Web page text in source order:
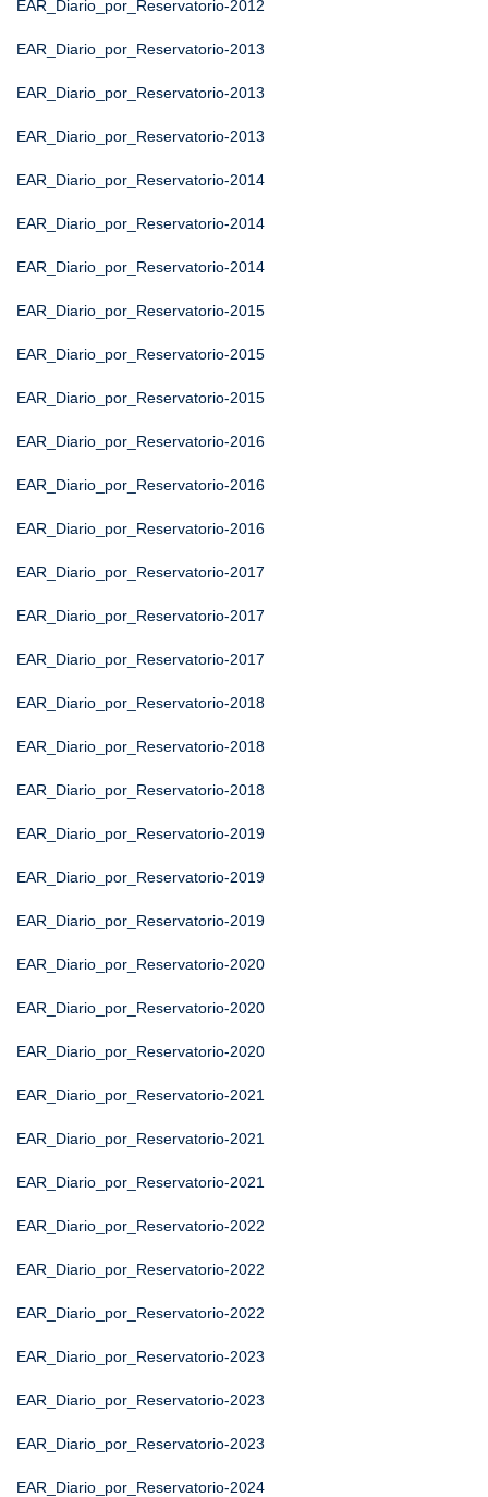
EAR_Diario_por_Reservatorio-2012
EAR_Diario_por_Reservatorio-2013
EAR_Diario_por_Reservatorio-2013
EAR_Diario_por_Reservatorio-2013
EAR_Diario_por_Reservatorio-2014
EAR_Diario_por_Reservatorio-2014
EAR_Diario_por_Reservatorio-2014
EAR_Diario_por_Reservatorio-2015
EAR_Diario_por_Reservatorio-2015
EAR_Diario_por_Reservatorio-2015
EAR_Diario_por_Reservatorio-2016
EAR_Diario_por_Reservatorio-2016
EAR_Diario_por_Reservatorio-2016
EAR_Diario_por_Reservatorio-2017
EAR_Diario_por_Reservatorio-2017
EAR_Diario_por_Reservatorio-2017
EAR_Diario_por_Reservatorio-2018
EAR_Diario_por_Reservatorio-2018
EAR_Diario_por_Reservatorio-2018
EAR_Diario_por_Reservatorio-2019
EAR_Diario_por_Reservatorio-2019
EAR_Diario_por_Reservatorio-2019
EAR_Diario_por_Reservatorio-2020
EAR_Diario_por_Reservatorio-2020
EAR_Diario_por_Reservatorio-2020
EAR_Diario_por_Reservatorio-2021
EAR_Diario_por_Reservatorio-2021
EAR_Diario_por_Reservatorio-2021
EAR_Diario_por_Reservatorio-2022
EAR_Diario_por_Reservatorio-2022
EAR_Diario_por_Reservatorio-2022
EAR_Diario_por_Reservatorio-2023
EAR_Diario_por_Reservatorio-2023
EAR_Diario_por_Reservatorio-2023
EAR_Diario_por_Reservatorio-2024